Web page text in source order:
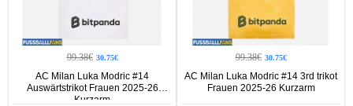
99.38€ 30.75€
AC Milan Luka Modric #14
Auswärtstrikot Frauen 2025-26
Kurzarm
99.38€ 30.75€
AC Milan Luka Modric #14 3rd trikot
Frauen 2025-26 Kurzarm